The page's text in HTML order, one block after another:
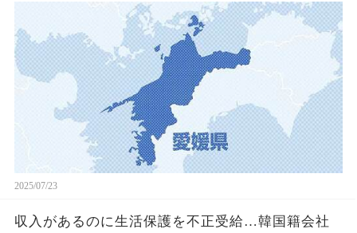
2025/07/23
収入があるのに生活保護を不正受給…韓国籍会社